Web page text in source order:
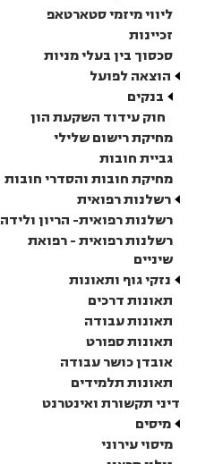
ליווי מיזמי סטארטאפ
זכיינות
סכסוך בין בעלי מניות
הוצאה לפועל
בנקים
חוק עידוד השקעת הון
מחיקת רישום שלילי
גביית חובות
מחיקת חובות והסדרי חובות
רשלנות רפואית
רשלנות רפואית- הריון ולידה
רשלנות רפואית - רפואת
שיניים
נזקי גוף ותאונות
תאונות דרכים
תאונות עבודה
תאונות ספורט
אובדן כושר עבודה
תאונות תלמידים
דיני תקשורת ואינטרנט
מיסים
מיסוי עירוני